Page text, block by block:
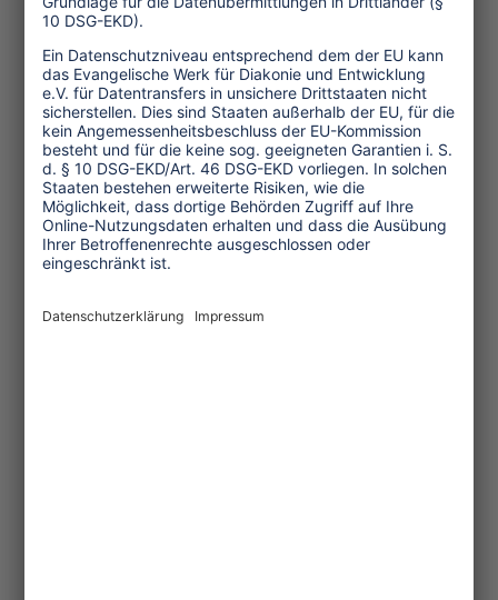
Allerdings stieg Astrid Winkler kurz
"aus privaten Gründen" (Winkler), weil
sie "zu einer anderen Haltung
gekommen" war (respect) - nicht an der
Recherchereise teil, wie von
TourismWatch behauptet. Unsere
"Fehlinformation komme einer
Rufschädigung gleich", schrieben beide.
Das verstehen wir zwar nicht ganz,
mit dem Ausdruck des Bedauerns